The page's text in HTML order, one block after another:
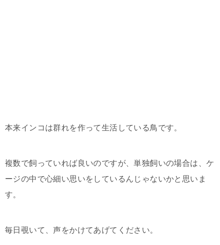
本来インコは群れを作って生活している鳥です。
複数で飼っていれば良いのですが、単独飼いの場合は、ケ
ージの中で心細い思いをしているんじゃないかと思いま
す。
毎日覗いて、声をかけてあげてください。